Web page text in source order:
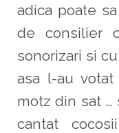
adica poate
de consilier
sonorizari si
asa l-au
motz din sat …
cantat